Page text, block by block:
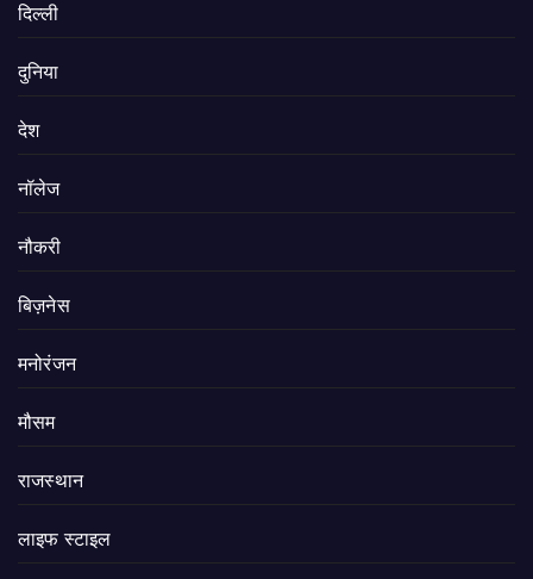
दिल्ली
दुनिया
देश
नॉलेज
नौकरी
बिज़नेस
मनोरंजन
मौसम
राजस्थान
लाइफ स्टाइल